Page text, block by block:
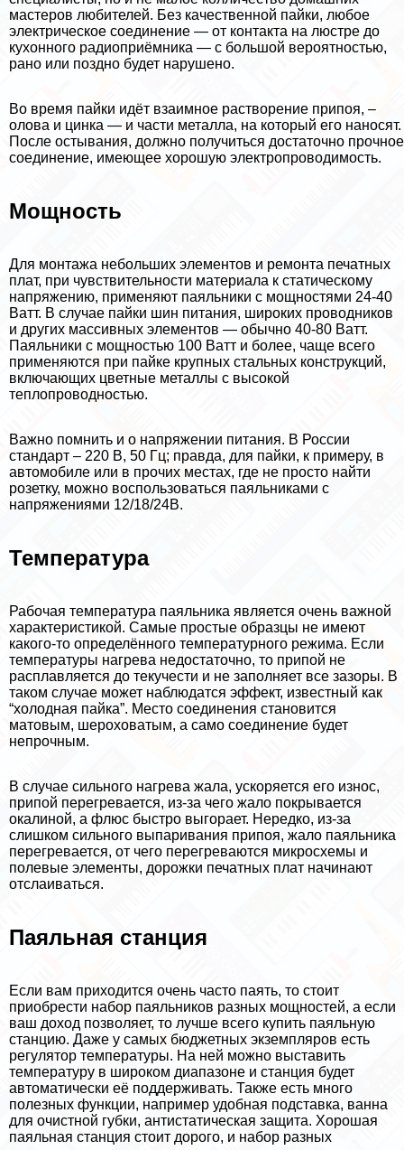
мастеров любителей. Без качественной пайки, любое
электрическое соединение — от контакта на люстре до
кухонного радиоприёмника — с большой вероятностью,
рано или поздно будет нарушено.
Во время пайки идёт взаимное растворение припоя, –
олова и цинка — и части металла, на который его наносят.
После остывания, должно получиться достаточно прочное
соединение, имеющее хорошую электропроводимость.
Мощность
Для монтажа небольших элементов и ремонта печатных
плат, при чувствительности материала к статическому
напряжению, применяют паяльники с мощностями 24-40
Ватт. В случае пайки шин питания, широких проводников
и других массивных элементов — обычно 40-80 Ватт.
Паяльники с мощностью 100 Ватт и более, чаще всего
применяются при пайке крупных стальных конструкций,
включающих цветные металлы с высокой
теплопроводностью.
Важно помнить и о напряжении питания. В России
стандарт – 220 В, 50 Гц; правда, для пайки, к примеру, в
автомобиле или в прочих местах, где не просто найти
розетку, можно воспользоваться паяльниками с
напряжениями 12/18/24В.
Температура
Рабочая температура паяльника является очень важной
хаpaктеристикой. Самые простые образцы не имеют
какого-то определённого температурного режима. Если
температуры нагрева недостаточно, то припой не
расплавляется до текучести и не заполняет все зазоры. В
таком случае может наблюдатся эффект, известный как
“холодная пайка”. Место соединения становится
матовым, шероховатым, а само соединение будет
непрочным.
В случае сильного нагрева жала, ускоряется его износ,
припой перегревается, из-за чего жало покрывается
окалиной, а флюс быстро выгорает. Нередко, из-за
слишком сильного выпаривания припоя, жало паяльника
перегревается, от чего перегреваются микросхемы и
полевые элементы, дорожки печатных плат начинают
отслаиваться.
Паяльная станция
Если вам приходится очень часто паять, то стоит
приобрести набор паяльников разных мощностей, а если
ваш доход позволяет, то лучше всего купить паяльную
станцию. Даже у самых бюджетных экземпляров есть
регулятор температуры. На ней можно выставить
температуру в широком диапазоне и станция будет
автоматически её поддерживать. Также есть много
полезных функции, например удобная подставка, ванна
для очистной губки, антистатическая защита. Хорошая
паяльная станция стоит дорого, и набор разных